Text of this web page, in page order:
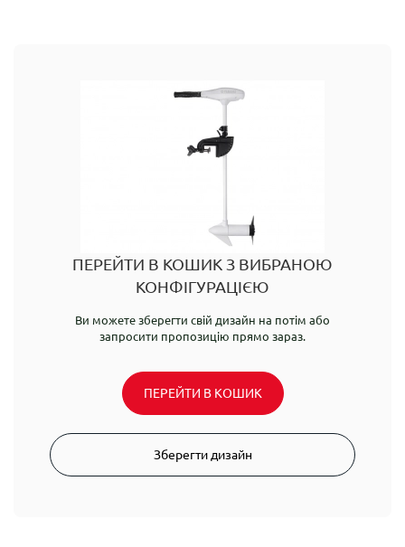
ПЕРЕЙТИ В КОШИК З ВИБРАНОЮ
КОНФІГУРАЦІЄЮ
Ви можете зберегти свій дизайн на потім або
запросити пропозицію прямо зараз.
ПЕРЕЙТИ В КОШИК
Зберегти дизайн